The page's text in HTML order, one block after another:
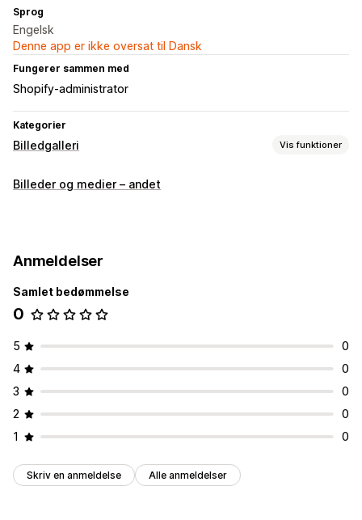
Sprog
Engelsk
Denne app er ikke oversat til Dansk
Fungerer sammen med
Shopify-administrator
Kategorier
Billedgalleri Vis funktioner
Gallerityper
Tilpasset CSS
Billeder og medier – andet
Anmeldelser
Samlet bedømmelse
0
5
0
4
0
3
0
2
0
1
0
Skriv en anmeldelse Alle anmeldelser